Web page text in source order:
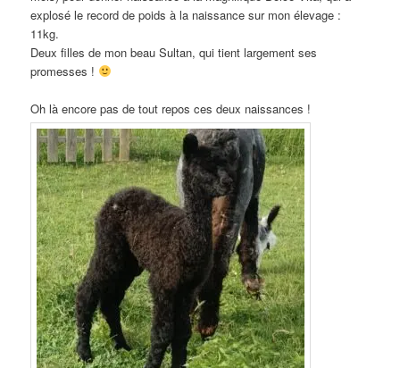
explosé le record de poids à la naissance sur mon élevage :
11kg.
Deux filles de mon beau Sultan, qui tient largement ses
promesses !
Oh là encore pas de tout repos ces deux naissances !